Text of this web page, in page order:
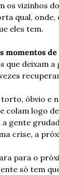
os vizinhos
qual,
eles tem.
momentos
que deixam
óbvio e
colam logo
a gente
crise, a
para o
só tem